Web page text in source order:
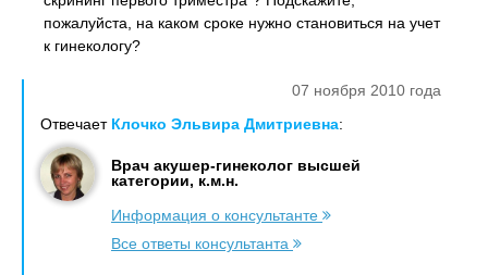
пожалуйста, на каком сроке нужно становиться на учет
к гинекологу?
07 ноября 2010 года
Отвечает Клочко Эльвира Дмитриевна:
Врач акушер-гинеколог высшей
категории, к.м.н.
Информация о консультанте
Все ответы консультанта